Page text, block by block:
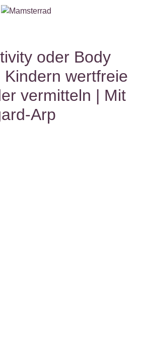
oder Body
Kindern wertfreie
vermitteln | Mit
Arp